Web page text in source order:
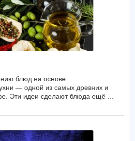
блюд на основе
— одной из самых древних и
Эти идеи сделают блюда ещё ...